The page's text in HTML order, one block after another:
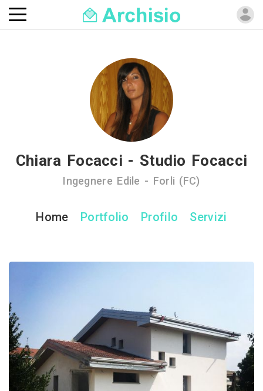
Chiara Focacci - Studio Focacci
Ingegnere Edile - Forli (FC)
Home Portfolio Profilo Servizi